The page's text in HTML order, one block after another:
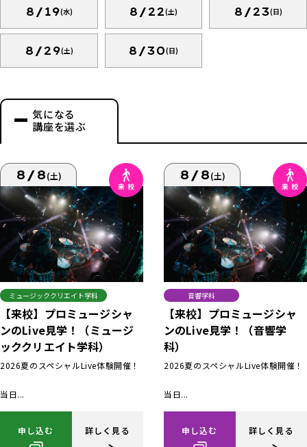
8/19(水) 8/22(土) 8/23(日)
8/29(土) 8/30(日)
気になる
講座を選ぶ
8/8(土)
ミュージッククリエイト学科
【来校】プロミュージシャ
ンのLive見学！（ミュージ
ッククリエイト学科）
2026夏のスペシャルLive体験開催！
当日...
申し込む 詳しく見る
8/8(土)
音響学科
【来校】プロミュージシャ
ンのLive見学！（音響学
科）
2026夏のスペシャルLive体験開催！
当日...
申し込む 詳しく見る